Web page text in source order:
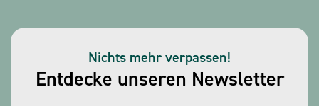
Entdecke unseren Newsletter
Nichts mehr verpassen!